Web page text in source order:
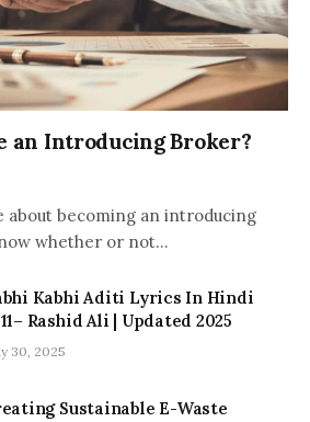
an Introducing Broker?
about becoming an introducing
whether or not…
Kabhi Aditi Lyrics In Hindi
Rashid Ali | Updated 2025
30, 2025
Sustainable E-Waste